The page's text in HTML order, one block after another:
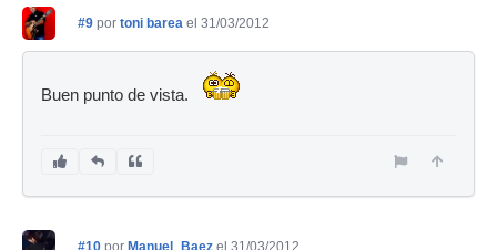
#9 por toni barea el 31/03/2012
Buen punto de vista.
#10 por Manuel_Baez el 31/03/2012